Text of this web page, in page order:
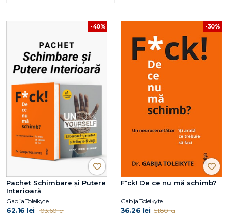
-40%
Pachet Schimbare și Putere
Interioară
Gabija Toleikyte
62.16 lei 103.60 lei
-30%
F*ck! De ce nu mă schimb?
Gabija Toleikyte
36.26 lei 51.80 lei